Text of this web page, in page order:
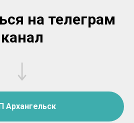
на телеграм
канал
Архангельск